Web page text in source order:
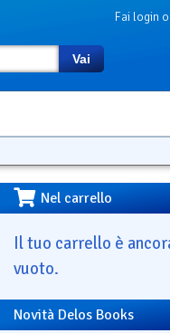
Fai login
Vai
Nel carrello
Il tuo carrello è
vuoto.
Novità Delos Books